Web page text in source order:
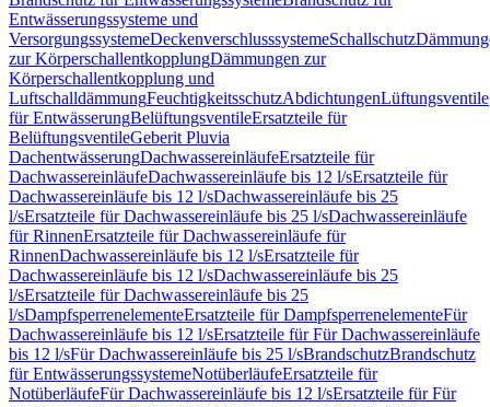
Entwässerungssysteme und
VersorgungssystemeDeckenverschlusssystemeSchallschutz
zur KörperschallentkopplungDämmungen zur
Körperschallentkopplung und
LuftschalldämmungFeuchtigkeitsschutzAbdichtungenLüftungsventile
für EntwässerungBelüftungsventileErsatzteile für
BelüftungsventileGeberit Pluvia
DachentwässerungDachwassereinläufeErsatzteile für
DachwassereinläufeDachwassereinläufe bis 12 l/sErsatzteile für
Dachwassereinläufe bis 12 l/sDachwassereinläufe bis 25
l/sErsatzteile für Dachwassereinläufe bis 25 l/sDachwassereinläufe
für RinnenErsatzteile für Dachwassereinläufe für
RinnenDachwassereinläufe bis 12 l/sErsatzteile für
Dachwassereinläufe bis 12 l/sDachwassereinläufe bis 25
l/sErsatzteile für Dachwassereinläufe bis 25
l/sDampfsperrenelementeErsatzteile für DampfsperrenelementeFür
Dachwassereinläufe bis 12 l/sErsatzteile für Für Dachwassereinläufe
bis 12 l/sFür Dachwassereinläufe bis 25 l/sBrandschutzBrandschutz
für EntwässerungssystemeNotüberläufeErsatzteile für
NotüberläufeFür Dachwassereinläufe bis 12 l/sErsatzteile für Für